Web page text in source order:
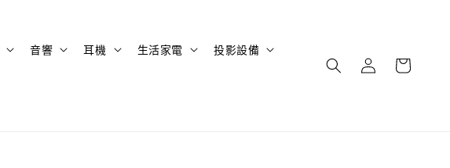
音響 耳機 生活家電 投影設備